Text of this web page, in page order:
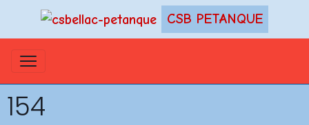
CSB PETANQUE
154